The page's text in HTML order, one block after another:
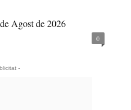
Agost de 2026
0
-